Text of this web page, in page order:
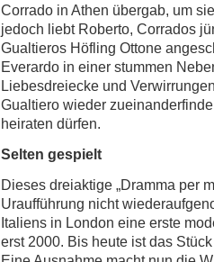
Corrado in Athen übergab, um
jedoch liebt Roberto, Corrados
Gualtieros Höfling Ottone
Everardo in einer stummen
Liebesdreiecke und
Gualtiero wieder
heiraten dürfen.
Selten gespielt
Dieses dreiaktige „Dramma per
Uraufführung nicht
Italiens in London eine erste
erst 2000. Bis heute ist das